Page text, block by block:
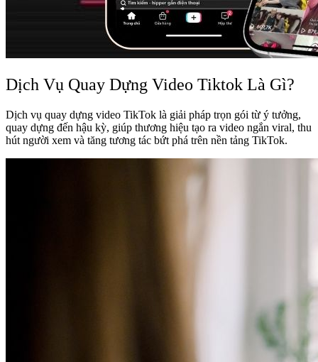
Dịch Vụ Quay Dựng Video Tiktok Là Gì?
Dịch vụ quay dựng video TikTok là giải pháp trọn gói từ ý tưởng,
quay dựng đến hậu kỳ, giúp thương hiệu tạo ra video ngắn viral, thu
hút người xem và tăng tương tác bứt phá trên nền tảng TikTok.